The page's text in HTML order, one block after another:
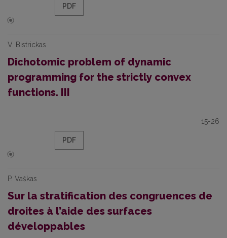
PDF
V. Bistrickas
Dichotomic problem of dynamic
programming for the strictly convex
functions. III
15-26
PDF
P. Vaškas
Sur la stratification des congruences de
droites à l’aide des surfaces
développables